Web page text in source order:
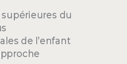
du
de l’enfant